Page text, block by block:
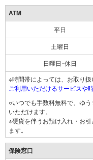
ATM
平日
土曜日
日曜日･休日
※時間帯によっては、お取り扱
ご利用いただけるサービスや
○いつでも手数料無料で、ゆ
いただけます。
※硬貨を伴うお預け入れ・お
ます。
保険窓口